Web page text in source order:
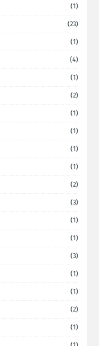
(1)
(23)
(1)
(4)
(1)
(2)
(1)
(1)
(1)
(1)
(2)
(3)
(1)
(1)
(3)
(1)
(1)
(2)
(1)